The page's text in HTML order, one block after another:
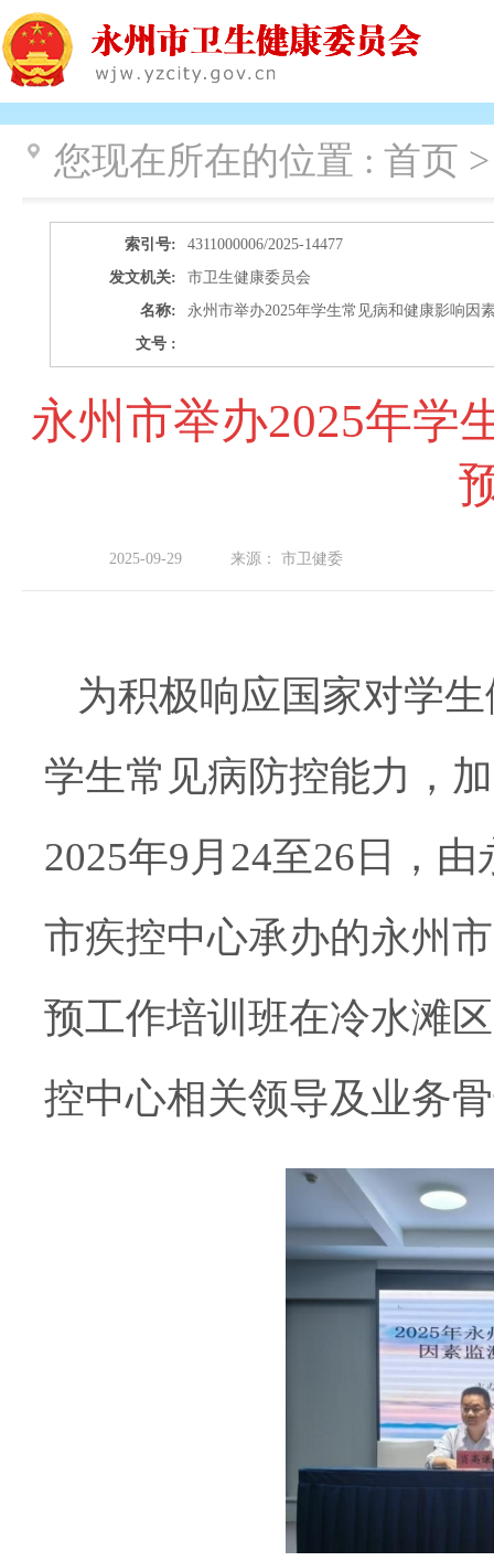
您现在所在的位置 : 首页
索引号:
4311000006/2025-14477
发文机关:
市卫生健康委员会
名称:
永州市举办2025年学生常见病和健康影响因
文号 :
永州市举办2025年学
2025-09-29 来源： 市卫健委
为积极响应国家对学
学生常见病防控能力，
2025年9月24至26日，
市疾控中心承办的永州
预工作培训班在冷水滩
控中心相关领导及业务